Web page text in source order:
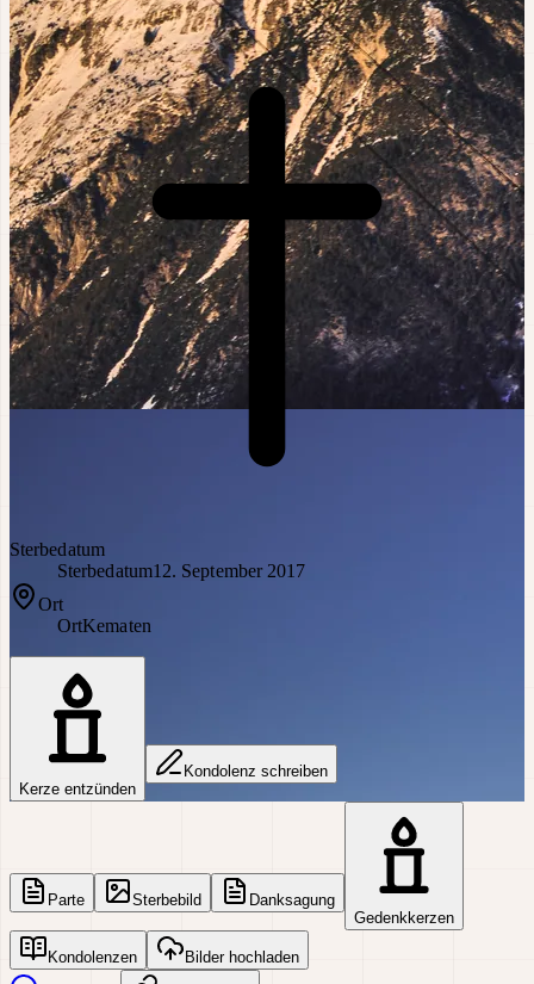
Sterbedatum
Sterbedatum12. September 2017
Ort
OrtKematen
Kerze entzünden
Kondolenz schreiben
Parte Sterbebild
Danksagung
Gedenkkerzen
Kondolenzen Bilder hochladen